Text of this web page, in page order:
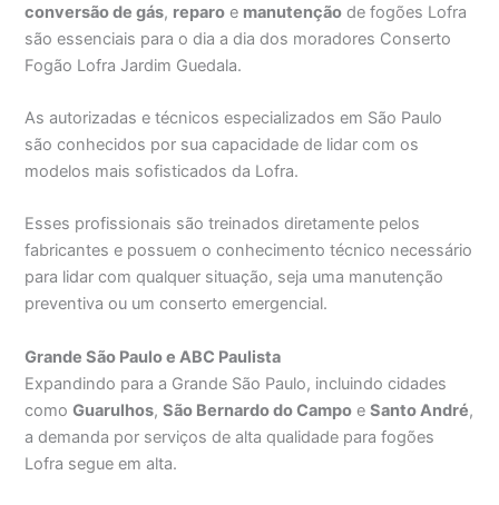
conversão de gás, reparo e manutenção de fogões Lofra
são essenciais para o dia a dia dos moradores Conserto
Fogão Lofra Jardim Guedala.
As autorizadas e técnicos especializados em São Paulo
são conhecidos por sua capacidade de lidar com os
modelos mais sofisticados da Lofra.
Esses profissionais são treinados diretamente pelos
fabricantes e possuem o conhecimento técnico necessário
para lidar com qualquer situação, seja uma manutenção
preventiva ou um conserto emergencial.
Grande São Paulo e ABC Paulista
Expandindo para a Grande São Paulo, incluindo cidades
comoGuarulhos,São Bernardo do Campo eSanto André,
a demanda por serviços de alta qualidade para fogões
Lofra segue em alta.